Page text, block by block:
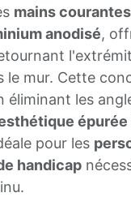
mains
anodisé,
le mur. Cette
éliminant les
épurée
pour les
handicap